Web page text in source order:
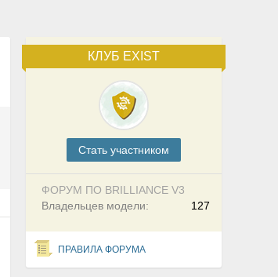
КЛУБ EXIST
Cтать участником
ФОРУМ ПО BRILLIANCE V3
127
Владельцев модели:
ПРАВИЛА ФОРУМА